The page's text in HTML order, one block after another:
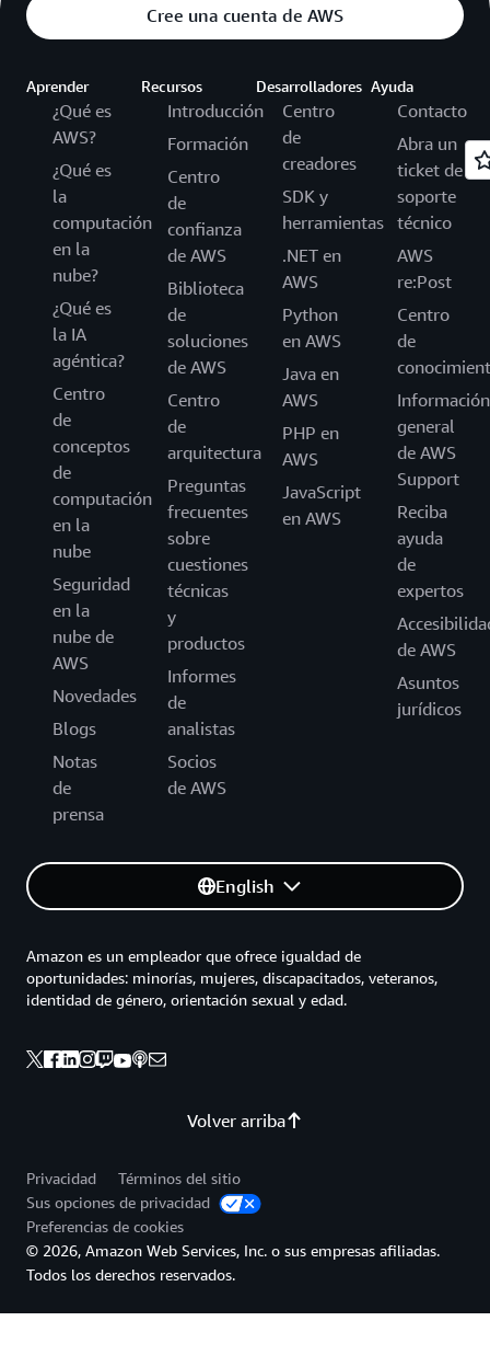
Cree una cuenta de AWS
Aprender
¿Qué es
AWS?
¿Qué es
la
computación
en la
nube?
¿Qué es
la IA
agéntica?
Centro
de
conceptos
de
computación
en la
nube
Seguridad
en la
nube de
AWS
Novedades
Blogs
Notas
de
prensa
Recursos
Introducción
Formación
Centro
de
confianza
de AWS
Biblioteca
de
soluciones
de AWS
Centro
de
arquitectura
Preguntas
frecuentes
sobre
cuestiones
técnicas
y
productos
Informes
de
analistas
Socios
de AWS
Desarrolladores
Centro
de
creadores
SDK y
herramientas
.NET en
AWS
Python
en AWS
Java en
AWS
PHP en
AWS
JavaScript
en AWS
Ayuda
Contacto
Abra un
ticket de
soporte
técnico
AWS
re:Post
Centro
de
Información
general
de AWS
Support
Reciba
ayuda
de
expertos
de AWS
Asuntos
jurídicos
English
Volver arriba
Amazon es un empleador que ofrece igualdad de
oportunidades: minorías, mujeres, discapacitados, veteranos,
identidad de género, orientación sexual y edad.
Privacidad
Términos del sitio
Sus opciones de privacidad
Preferencias de cookies
© 2026, Amazon Web Services, Inc. o sus empresas afiliadas.
Todos los derechos reservados.